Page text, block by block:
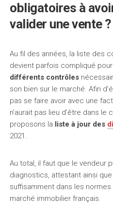
obligatoires à
valider une vente ?
Au fil des années, la liste des
devient parfois compliqué
différents contrôles
son bien sur le marché. Afin
pas se faire avoir avec une
n’aurait pas lieu d’être dans le
proposons la liste à jour des
2021.
Au total, il faut que le vendeur
diagnostics, attestant ainsi
suffisamment dans les
marché immobilier français.